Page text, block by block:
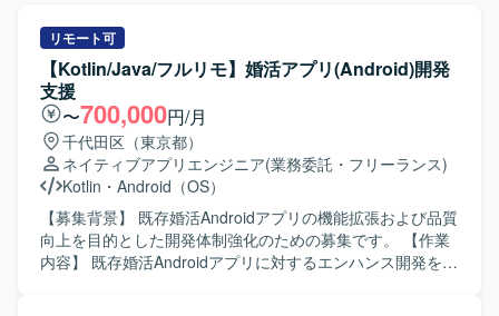
リモート可
【Kotlin/Java/フルリモ】婚活アプリ(Android)開発
支援
〜700,000円/月
千代田区（東京都）
ネイティブアプリエンジニア(業務委託・フリーランス)
Kotlin ・ Android（OS）
【募集背景】 既存婚活Androidアプリの機能拡張および品質
向上を目的とした開発体制強化のための募集です。 【作業
内容】 既存婚活Androidアプリに対するエンハンス開発を行